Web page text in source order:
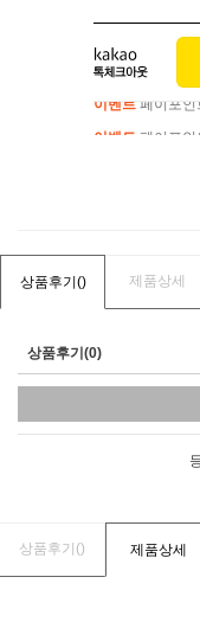
상품후기() 제품상세
상품후기(0)
상품후기() 제품상세